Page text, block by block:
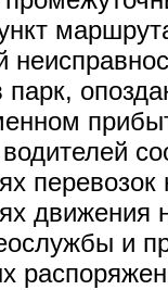
парк,
движения
и